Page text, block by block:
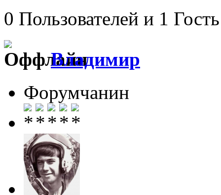
0 Пользователей и 1
Влaдимир
Форумчанин